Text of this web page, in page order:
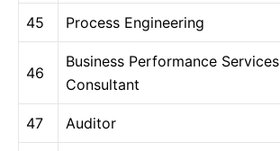
45 Process Engineering
46
Business Performance Services
Consultant
47 Auditor